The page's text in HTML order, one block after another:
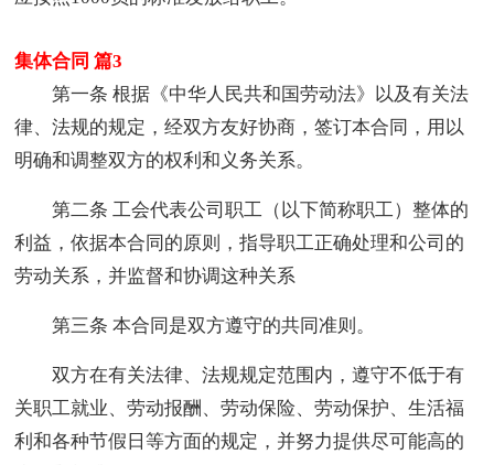
集体合同 篇3
第一条 根据《中华人民共和国劳动法》以及有关法
律、法规的规定，经双方友好协商，签订本合同，用以
明确和调整双方的权利和义务关系。
第二条 工会代表公司职工（以下简称职工）整体的
利益，依据本合同的原则，指导职工正确处理和公司的
劳动关系，并监督和协调这种关系
第三条 本合同是双方遵守的共同准则。
双方在有关法律、法规规定范围内，遵守不低于有
关职工就业、劳动报酬、劳动保险、劳动保护、生活福
利和各种节假日等方面的规定，并努力提供尽可能高的